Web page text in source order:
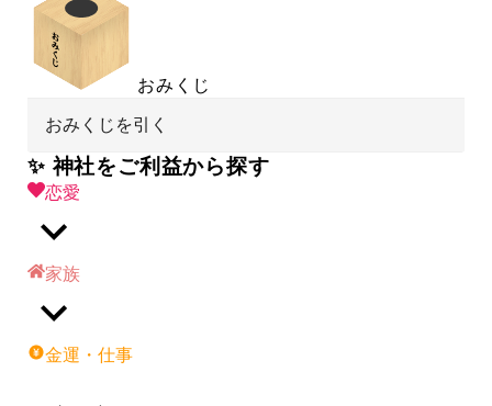
おみくじ
おみくじを引く
✨ 神社をご利益から探す
恋愛
家族
金運・仕事